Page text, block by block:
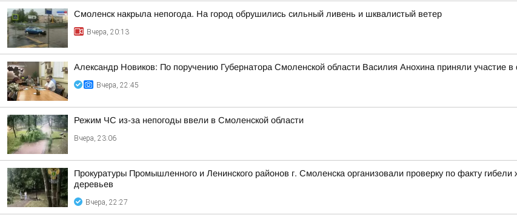
Смоленск накрыла непогода. На город обрушились сильный ливень и шквалистый ветер
Вчера, 20:13
Александр Новиков: По поручению Губернатора Смоленской области Василия Анохина приняли участие
Вчера, 22:45
Режим ЧС из-за непогоды ввели в Смоленской области
Вчера, 23:06
Прокуратуры Промышленного и Ленинского районов г. Смоленска организовали проверку по факту
деревьев
Вчера, 22:27